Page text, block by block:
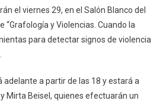
el viernes 29, en el Salón Blanco del
“Grafología y Violencias. Cuando la
para detectar signos de violencia
adelante a partir de las 18 y estará a
Mirta Beisel, quienes efectuarán un